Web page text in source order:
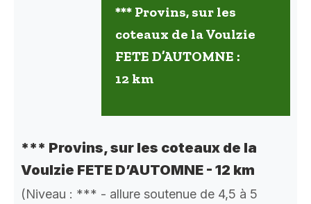
*** Provins, sur les
coteaux de la Voulzie
FETE D’AUTOMNE :
12 km
*** Provins, sur les coteaux de la
Voulzie FETE D’AUTOMNE - 12 km
(Niveau : *** - allure soutenue de 4,5 à 5